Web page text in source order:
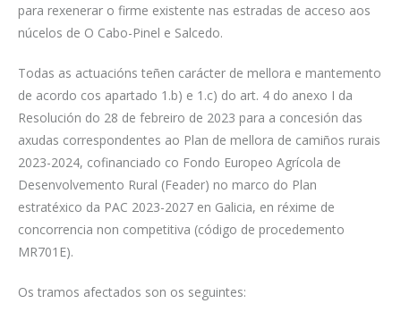
para rexenerar o firme existente nas estradas de acceso aos
núcelos de O Cabo-Pinel e Salcedo.
Todas as actuacións teñen carácter de mellora e mantemento
de acordo cos apartado 1.b) e 1.c) do art. 4 do anexo I da
Resolución do 28 de febreiro de 2023 para a concesión das
axudas correspondentes ao Plan de mellora de camiños rurais
2023-2024, cofinanciado co Fondo Europeo Agrícola de
Desenvolvemento Rural (Feader) no marco do Plan
estratéxico da PAC 2023-2027 en Galicia, en réxime de
concorrencia non competitiva (código de procedemento
MR701E).
Os tramos afectados son os seguintes: